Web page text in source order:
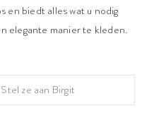
en biedt alles wat u nodig
elegante manier te kleden.
Stel ze aan Birgit